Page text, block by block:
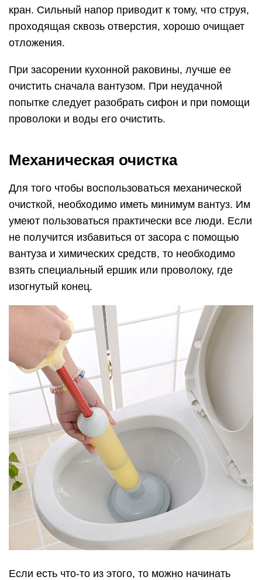
кран. Сильный напор приводит к тому, что струя,
проходящая сквозь отверстия, хорошо очищает
отложения.
При засорении кухонной раковины, лучше ее
очистить сначала вантузом. При неудачной
попытке следует разобрать сифон и при помощи
проволоки и воды его очистить.
Механическая очистка
Для того чтобы воспользоваться механической
очисткой, необходимо иметь минимум вантуз. Им
умеют пользоваться практически все люди. Если
не получится избавиться от засора с помощью
вантуза и химических средств, то необходимо
взять специальный ершик или проволоку, где
изогнутый конец.
Если есть что-то из этого, то можно начинать